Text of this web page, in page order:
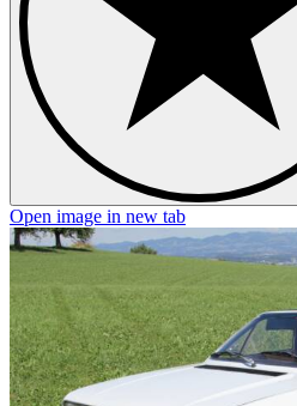
Open image in new tab